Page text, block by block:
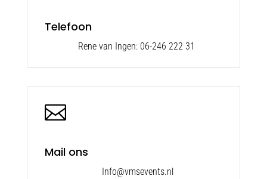
Telefoon
Rene van Ingen: 06-246 222 31

Mail ons
Info@vmsevents.nl